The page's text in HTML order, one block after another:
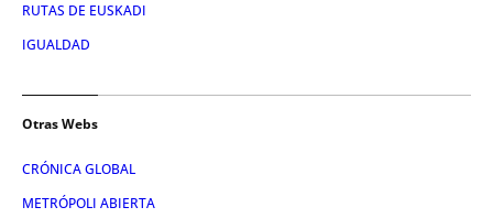
RUTAS DE EUSKADI
IGUALDAD
Otras Webs
CRÓNICA GLOBAL
METRÓPOLI ABIERTA